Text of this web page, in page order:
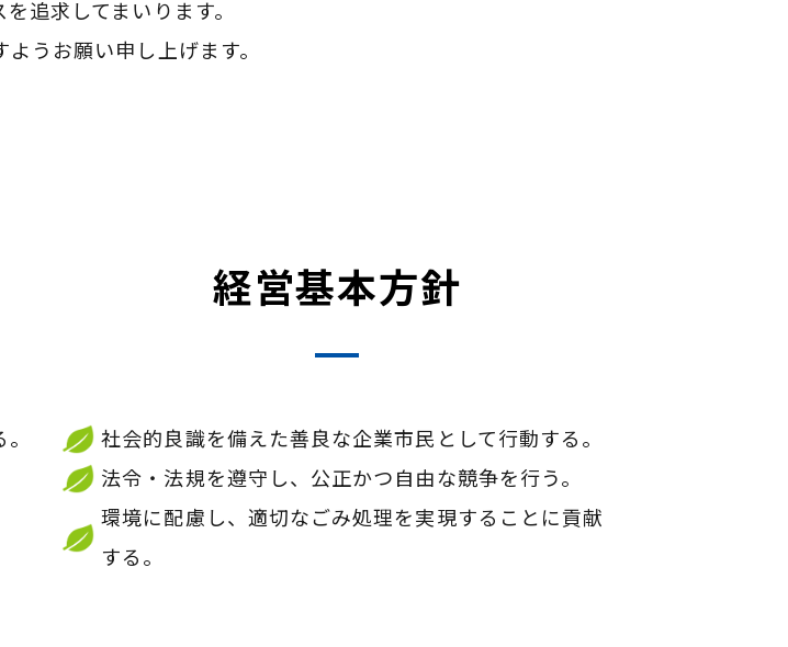
追求してまいります。
うお願い申し上げます。
経営基本方針
社会的良識を備えた善良な企業市民として行動する。
法令・法規を遵守し、公正かつ自由な競争を行う。
環境に配慮し、適切なごみ処理を実現することに貢献
する。